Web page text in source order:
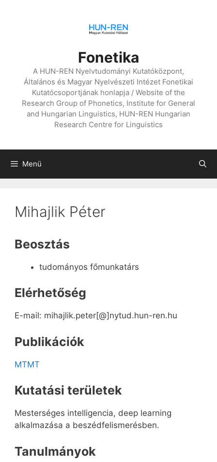
Fonetika
A HUN-REN Nyelvtudományi Kutatóközpont,
Általános és Magyar Nyelvészeti Intézet Fonetikai
Kutatócsoportjának honlapja / Website of the
Research Group of Phonetics, Institute for General
and Hungarian Linguistics, HUN-REN Hungarian
Research Centre for Linguistics
Menü
Mihajlik Péter
Beosztás
tudományos főmunkatárs
Elérhetőség
E-mail: mihajlik.peter[@]nytud.hun-ren.hu
Publikációk
MTMT
Kutatási területek
Mesterséges intelligencia, deep learning
alkalmazása a beszédfelismerésben.
Tanulmányok